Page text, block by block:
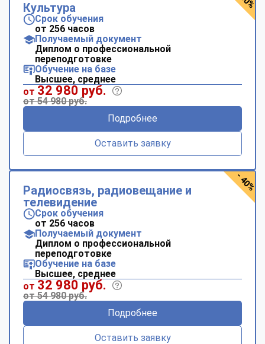
Культура
Срок обучения
от 256 часов
Получаемый документ
Диплом о профессиональной
переподготовке
Обучение на базе
Высшее, среднее
от 32 980 руб.
от 54 980 руб.
Подробнее
Оставить заявку
Радиосвязь, радиовещание и
телевидение
Срок обучения
от 256 часов
Получаемый документ
Диплом о профессиональной
переподготовке
Обучение на базе
Высшее, среднее
от 32 980 руб.
от 54 980 руб.
Подробнее
Оставить заявку
- 40%